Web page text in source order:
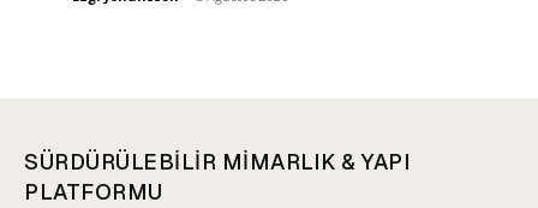
SÜRDÜRÜLEBİLİR MİMARLIK & YAPI
PLATFORMU